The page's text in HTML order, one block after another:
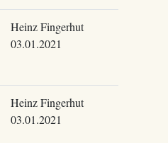
Heinz Fingerhut
03.01.2021
Heinz Fingerhut
03.01.2021